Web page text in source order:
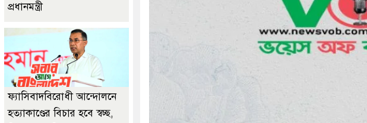
প্রধানমন্ত্রী
ফ্যাসিবাদবিরোধী আন্দোলনে
হত্যাকাণ্ডের বিচার হবে স্বচ্ছ,